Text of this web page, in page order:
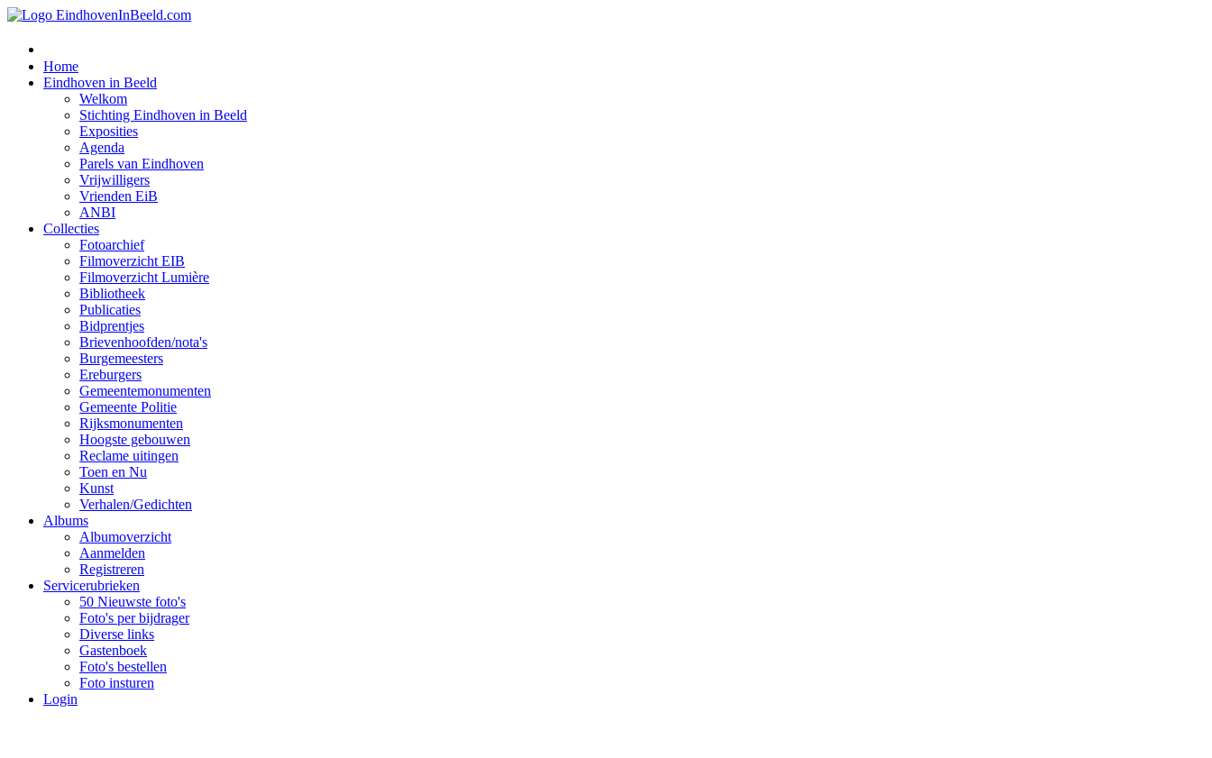
Home
Eindhoven in Beeld
Welkom
Stichting Eindhoven in Beeld
Exposities
Agenda
Parels van Eindhoven
Vrijwilligers
Vrienden EiB
ANBI
Collecties
Fotoarchief
Filmoverzicht EIB
Filmoverzicht Lumière
Bibliotheek
Publicaties
Bidprentjes
Brievenhoofden/nota's
Burgemeesters
Ereburgers
Gemeentemonumenten
Gemeente Politie
Rijksmonumenten
Hoogste gebouwen
Reclame uitingen
Toen en Nu
Kunst
Verhalen/Gedichten
Albums
Albumoverzicht
Aanmelden
Registreren
Servicerubrieken
50 Nieuwste foto's
Foto's per bijdrager
Diverse links
Gastenboek
Foto's bestellen
Foto insturen
Login